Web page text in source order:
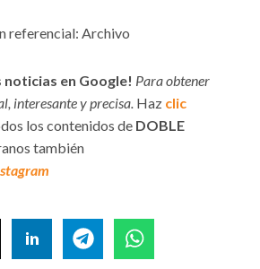
referencial: Archivo
noticias en Google! Para obtener
interesante y precisa. Haz clic
los contenidos de DOBLE
también